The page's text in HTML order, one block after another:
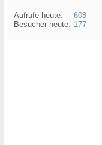
Aufrufe heute:
Besucher heute:
608
177